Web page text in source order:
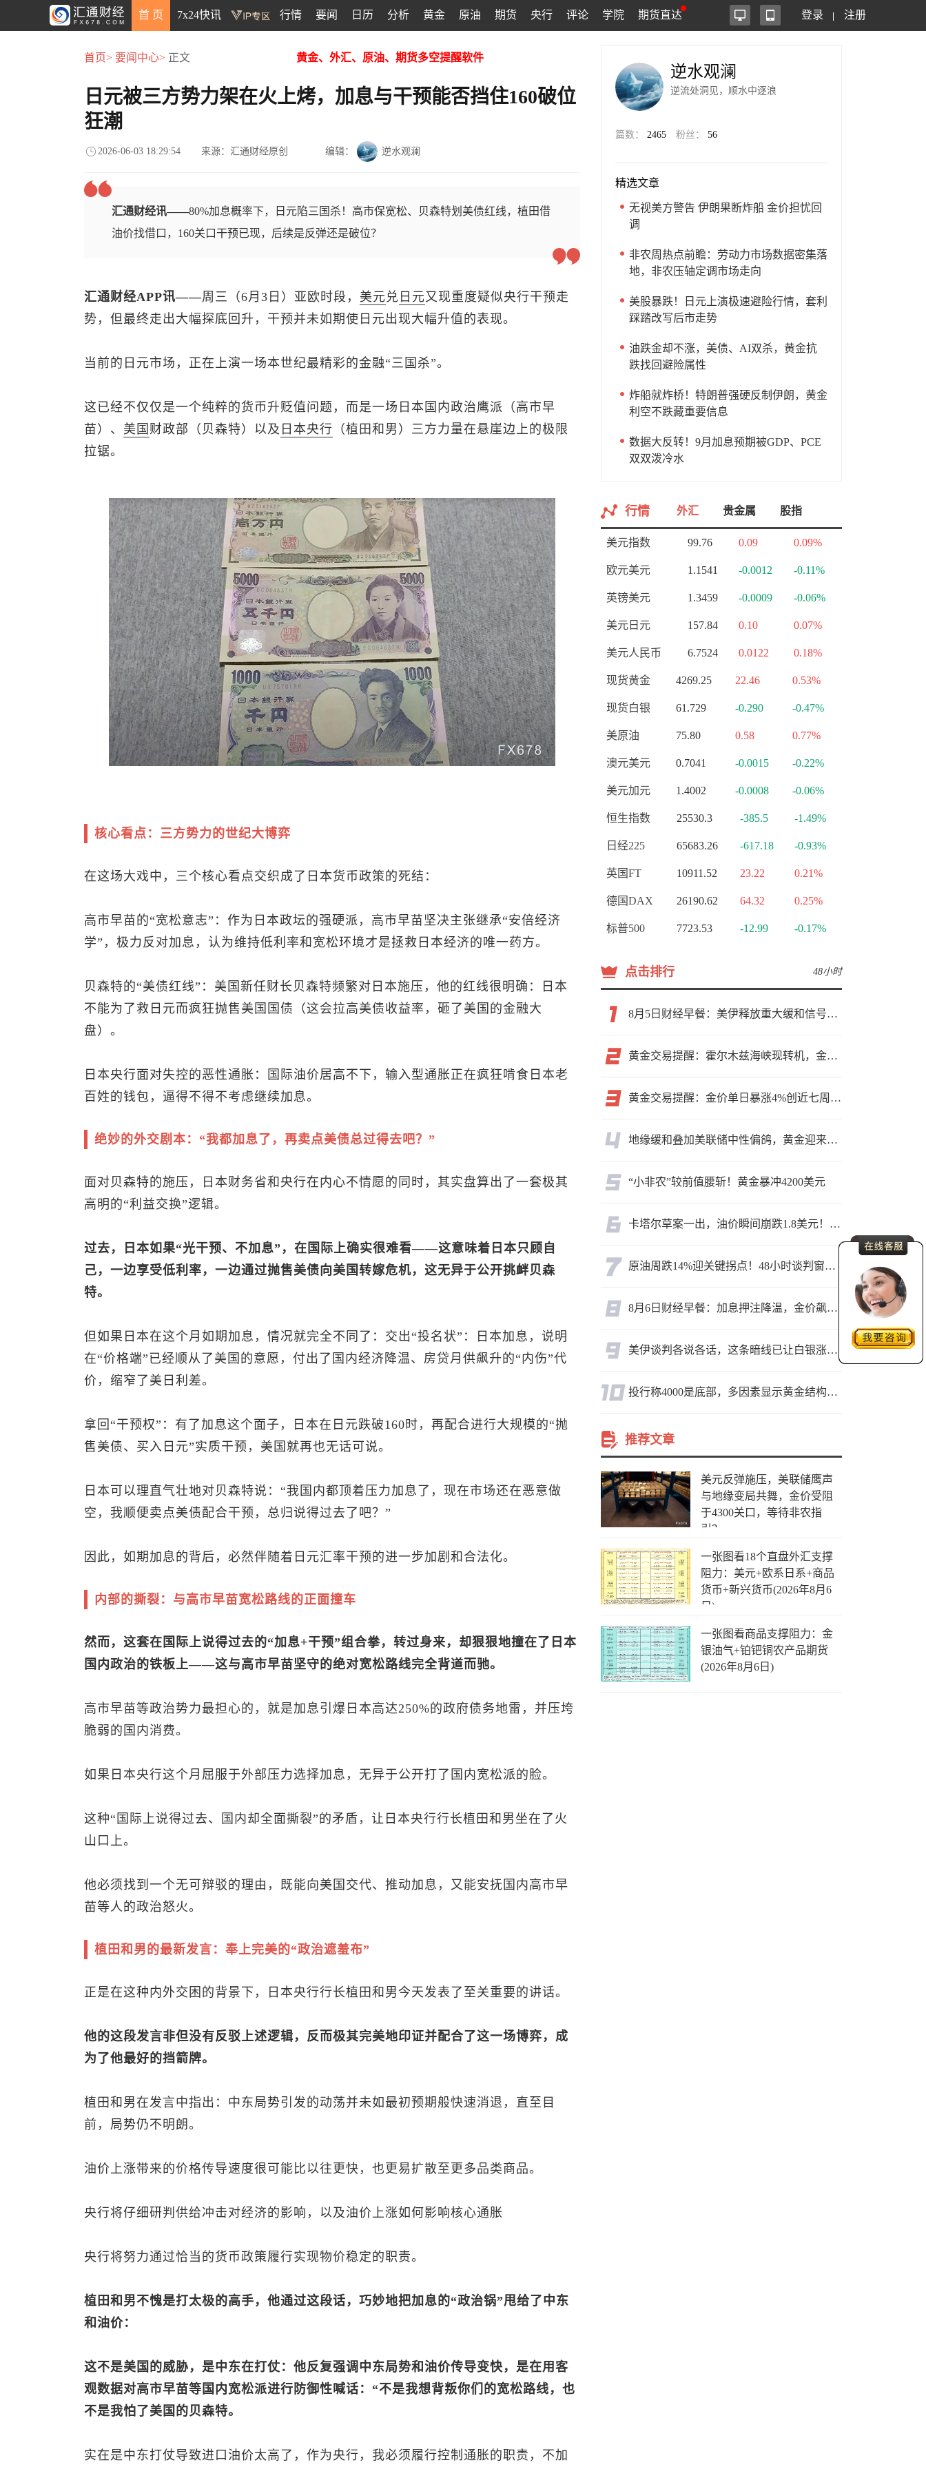
首 页 7x24快讯 行情 要闻 日历 分析 黄金 原油 期货 央行 评论 学院 期货直达 登录 注册
首页> 要闻中心> 正文 黄金、外汇、原油、期货多空提醒软件
日元被三方势力架在火上烤，加息与干预能否挡住160破位
狂潮
2026-06-03 18:29:54 来源：汇通财经原创 编辑： 逆水观澜
汇通财经讯——80%加息概率下，日元陷三国杀！高市保宽松、贝森特划美债红线，植田借
油价找借口，160关口干预已现，后续是反弹还是破位？
汇通财经APP讯——周三（6月3日）亚欧时段， 美元兑 日元又现重度疑似央行干预走
势，但最终走出大幅探底回升，干预并未如期使日元出现大幅升值的表现。
当前的日元市场，正在上演一场本世纪最精彩的金融“三国杀”。
这已经不仅仅是一个纯粹的货币升贬值问题，而是一场日本国内政治鹰派（高市早
苗）、 美国 财政部（贝森特）以及 日本央行 （植田和男）三方力量在悬崖边上的极限
拉锯。
核心看点：三方势力的世纪大博弈
在这场大戏中，三个核心看点交织成了日本货币政策的死结：
高市早苗的“宽松意志”：作为日本政坛的强硬派，高市早苗坚决主张继承“安倍经济
学”，极力反对加息，认为维持低利率和宽松环境才是拯救日本经济的唯一药方。
贝森特的“美债红线”：美国新任财长贝森特频繁对日本施压，他的红线很明确：日本
不能为了救日元而疯狂抛售美国国债（这会拉高美债收益率，砸了美国的金融大
盘）。
日本央行面对失控的恶性通胀：国际油价居高不下，输入型通胀正在疯狂啃食日本老
百姓的钱包，逼得不得不考虑继续加息。
绝妙的外交剧本：“我都加息了，再卖点美债总过得去吧？”
面对贝森特的施压，日本财务省和央行在内心不情愿的同时，其实盘算出了一套极其
高明的“利益交换”逻辑。
过去，日本如果“光干预、不加息”，在国际上确实很难看——这意味着日本只顾自
己，一边享受低利率，一边通过抛售美债向美国转嫁危机，这无异于公开挑衅贝森
特。
但如果日本在这个月如期加息，情况就完全不同了：交出“投名状”：日本加息，说明
在“价格端”已经顺从了美国的意愿，付出了国内经济降温、房贷月供飙升的“内伤”代
价，缩窄了美日利差。
拿回“干预权”：有了加息这个面子，日本在日元跌破160时，再配合进行大规模的“抛
售美债、买入日元”实质干预，美国就再也无话可说。
日本可以理直气壮地对贝森特说：“我国内都顶着压力加息了，现在市场还在恶意做
空，我顺便卖点美债配合干预，总归说得过去了吧？”
因此，如期加息的背后，必然伴随着日元汇率干预的进一步加剧和合法化。
内部的撕裂：与高市早苗宽松路线的正面撞车
然而，这套在国际上说得过去的“加息+干预”组合拳，转过身来，却狠狠地撞在了日本
国内政治的铁板上——这与高市早苗坚守的绝对宽松路线完全背道而驰。
高市早苗等政治势力最担心的，就是加息引爆日本高达250%的政府债务地雷，并压垮
脆弱的国内消费。
如果日本央行这个月屈服于外部压力选择加息，无异于公开打了国内宽松派的脸。
这种“国际上说得过去、国内却全面撕裂”的矛盾，让日本央行行长植田和男坐在了火
山口上。
他必须找到一个无可辩驳的理由，既能向美国交代、推动加息，又能安抚国内高市早
苗等人的政治怒火。
植田和男的最新发言：奉上完美的“政治遮羞布”
正是在这种内外交困的背景下，日本央行行长植田和男今天发表了至关重要的讲话。
他的这段发言非但没有反驳上述逻辑，反而极其完美地印证并配合了这一场博弈，成
为了他最好的挡箭牌。
植田和男在发言中指出：中东局势引发的动荡并未如最初预期般快速消退，直至目
前，局势仍不明朗。
油价上涨带来的价格传导速度很可能比以往更快，也更易扩散至更多品类商品。
央行将仔细研判供给冲击对经济的影响，以及油价上涨如何影响核心通胀
央行将努力通过恰当的货币政策履行实现物价稳定的职责。
植田和男不愧是打太极的高手，他通过这段话，巧妙地把加息的“政治锅”甩给了中东
和油价：
这不是美国的威胁，是中东在打仗：他反复强调中东局势和油价传导变快，是在用客
观数据对高市早苗等国内宽松派进行防御性喊话：“不是我想背叛你们的宽松路线，也
不是我怕了美国的贝森特。
实在是中东打仗导致进口油价太高了，作为央行，我必须履行控制通胀的职责，不加
逆水观澜
逆流处洞见，顺水中逐浪
篇数： 2465 粉丝： 56
精选文章
无视美方警告 伊朗果断炸船 金价担忧回
调
非农周热点前瞻：劳动力市场数据密集落
地，非农压轴定调市场走向
美股暴跌！日元上演极速避险行情，套利
踩踏改写后市走势
油跌金却不涨，美债、AI双杀，黄金抗
跌找回避险属性
炸船就炸桥！特朗普强硬反制伊朗，黄金
利空不跌藏重要信息
数据大反转！9月加息预期被GDP、PCE
双双泼冷水
行情 外汇 贵金属 股指
美元指数 99.76 0.09 0.09%
欧元美元 1.1541 -0.0012 -0.11%
英镑美元 1.3459 -0.0009 -0.06%
美元日元 157.84 0.10 0.07%
美元人民币 6.7524 0.0122 0.18%
现货黄金 4269.25 22.46 0.53%
现货白银 61.729 -0.290 -0.47%
美原油 75.80 0.58 0.77%
澳元美元 0.7041 -0.0015 -0.22%
美元加元 1.4002 -0.0008 -0.06%
恒生指数 25530.3 -385.5 -1.49%
日经225 65683.26 -617.18 -0.93%
英国FT 10911.52 23.22 0.21%
德国DAX 26190.62 64.32 0.25%
标普500 7723.53 -12.99 -0.17%
点击排行 48小时
8月5日财经早餐：美伊释放重大缓和信号，现货黄金高位持稳，美油重挫超6%
黄金交易提醒：霍尔木兹海峡现转机，金价小幅反弹，能否借就业数据再上新台阶？
黄金交易提醒：金价单日暴涨4%创近七周新高，加息预期降温叠加霍尔木兹“暂停信号”，牛市重启了？
地缘缓和叠加美联储中性偏鸽，黄金迎来上行窗口
“小非农”较前值腰斩！黄金暴冲4200美元
卡塔尔草案一出，油价瞬间崩跌1.8美元！海峡真要通了？
原油周跌14%迎关键拐点！48小时谈判窗口，暗藏行情变数
8月6日财经早餐：加息押注降温，金价飙升至近两个月高位，地缘缓和预期，美油75关口拉锯
美伊谈判各说各话，这条暗线已让白银涨疯了
投行称4000是底部，多因素显示黄金结构性机会显现
推荐文章
美元反弹施压，美联储鹰声
与地缘变局共舞，金价受阻
于4300关口，等待非农指
引？
一张图看18个直盘外汇支撑
阻力：美元+欧系日系+商品
货币+新兴货币(2026年8月6
日)
一张图看商品支撑阻力：金
银油气+铂钯铜农产品期货
(2026年8月6日)